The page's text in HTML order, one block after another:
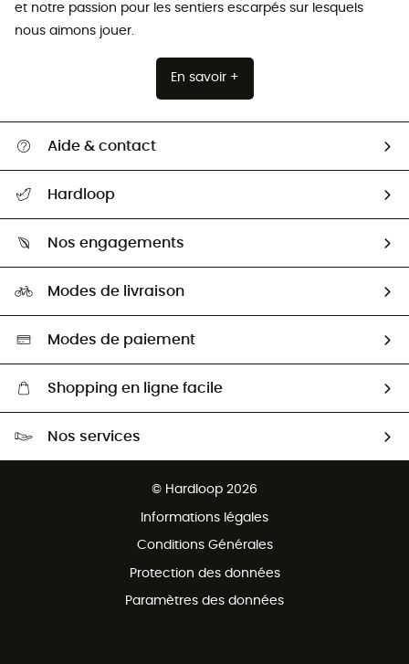
et notre passion pour les sentiers escarpés sur lesquels
nous aimons jouer.
En savoir +
Aide & contact
Retour & remboursement
Guide des tailles
Seconde Main
Aide & Contact
Hardloop
HardGuides
Nos engagements
Sélection éco-responsable
Modes de livraison
Modes de paiement
Shopping en ligne facile
Nos services
© Hardloop 2026
Informations légales
Conditions Générales
Protection des données
Paramètres des données